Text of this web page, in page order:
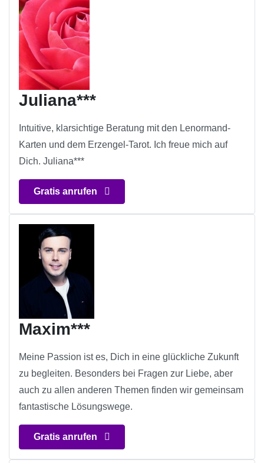
Juliana***
Intuitive, klarsichtige Beratung mit den Lenormand-
Karten und dem Erzengel-Tarot. Ich freue mich auf
Dich. Juliana***
Gratis anrufen
Maxim***
Meine Passion ist es, Dich in eine glückliche Zukunft
zu begleiten. Besonders bei Fragen zur Liebe, aber
auch zu allen anderen Themen finden wir gemeinsam
fantastische Lösungswege.
Gratis anrufen